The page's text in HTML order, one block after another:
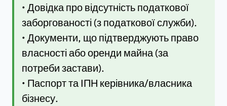
• Довідка про відсутність податкової
заборгованості (з податкової служби).
• Документи, що підтверджують право
власності або оренди майна (за
потреби застави).
• Паспорт та ІПН керівника/власника
бізнесу.